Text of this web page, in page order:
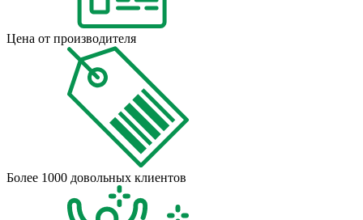
Цена от производителя
Более 1000 довольных клиентов